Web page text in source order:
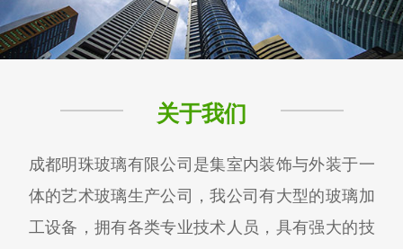
关于我们
成都明珠玻璃有限公司是集室内装饰与外装于一
体的艺术玻璃生产公司，我公司有大型的玻璃加
工设备，拥有各类专业技术人员，具有强大的技